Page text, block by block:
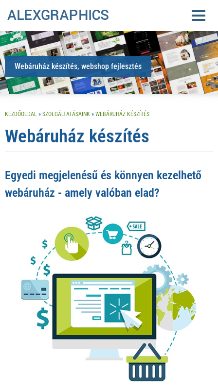
Webáruház készítés, webshop fejlesztés
KEZDŐOLDAL » SZOLGÁLTATÁSAINK » WEBÁRUHÁZ KÉSZÍTÉS
Webáruház készítés
Egyedi megjelenésű és könnyen kezelhető
webáruház - amely valóban elad?